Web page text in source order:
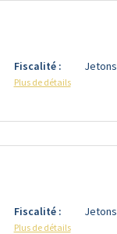
Fiscalité : Jetons
Plus de détails
Fiscalité : Jetons
Plus de détails